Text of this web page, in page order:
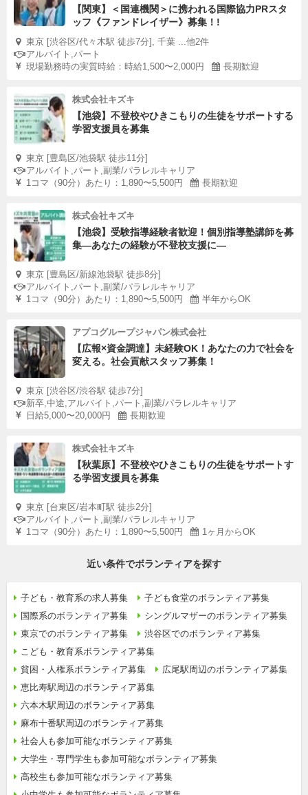
【関東】＜国連機関＞に携われる国際協力PRスタ
ッフ《ファンドレイザー》募集！!
東京 [渋谷区/代々木駅 徒歩7分], 千葉 ...他2件
アルバイト,パート
現場勤務時の実質時給：時給1,500〜2,000円
長期歓迎
株式会社キズキ
【池袋】不登校やひきこもりの生徒をサポートする
学習支援員を募集
東京 [豊島区/池袋駅 徒歩11分]
アルバイト,パート,副業/パラレルキャリア
1コマ（90分）あたり：1,890〜5,500円
長期歓迎
株式会社キズキ
【池袋】受験指導経験者歓迎！個別指導塾講師を募
集—あなたの経験が不登校支援に―
東京 [豊島区/新線池袋駅 徒歩8分]
アルバイト,パート,副業/パラレルキャリア
1コマ（90分）あたり：1,890〜5,500円
半年からOK
アプコグループジャパン株式会社
【広報×資金調達】未経験OK！あなたの力で社会を
変える。社会貢献スタッフ募集！
東京 [渋谷区/渋谷駅 徒歩7分]
新卒,中途,アルバイト,パート,副業/パラレルキャリア
日給5,000〜20,000円
長期歓迎
株式会社キズキ
【秋葉原】不登校やひきこもりの生徒をサポートす
る学習支援員を募集
東京 [台東区/岩本町駅 徒歩2分]
アルバイト,パート,副業/パラレルキャリア
1コマ（90分）あたり：1,890〜5,500円
1ヶ月からOK
近い条件でボランティアを探す
子ども・教育系の求人募集
子ども食堂のボランティア募集
国際系のボランティア募集
シングルマザーのボランティア募集
東京でのボランティア募集
渋谷区でのボランティア募集
こども・教育系ボランティア募集
貧困・人権系ボランティア募集
広尾駅周辺のボランティア募集
恵比寿駅周辺のボランティア募集
六本木駅周辺のボランティア募集
麻布十番駅周辺のボランティア募集
社会人も参加可能なボランティア募集
大学生・専門学生も参加可能なボランティア募集
高校生も参加可能なボランティア募集